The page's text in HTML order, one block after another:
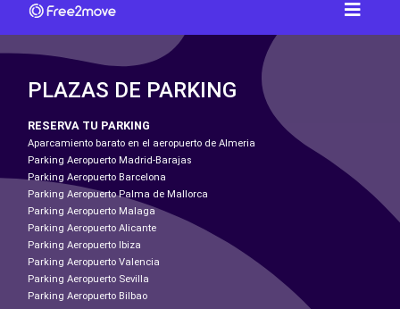
PLAZAS DE PARKING
RESERVA TU PARKING
Aparcamiento barato en el aeropuerto de Almeria
Parking Aeropuerto Madrid-Barajas
Parking Aeropuerto Barcelona
Parking Aeropuerto Palma de Mallorca
Parking Aeropuerto Malaga
Parking Aeropuerto Alicante
Parking Aeropuerto Ibiza
Parking Aeropuerto Valencia
Parking Aeropuerto Sevilla
Parking Aeropuerto Bilbao